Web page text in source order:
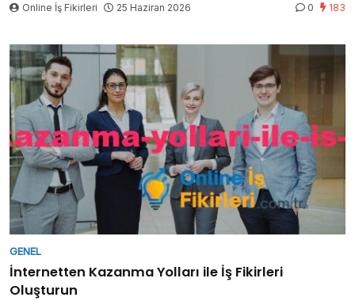
Online İş Fikirleri 25 Haziran 2026 0 183
GENEL
İnternetten Kazanma Yolları ile İş Fikirleri
Oluşturun